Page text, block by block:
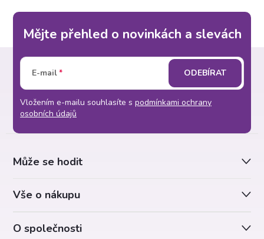
c
p
v
k
y
ý
p
o
Mějte přehled o novinkách a slevách
E-mail
Vložením e-mailu souhlasíte s podmínkami ochrany
osobních údajů
ODEBÍRAT
O společnosti
Může se hodit
Vše o nákupu